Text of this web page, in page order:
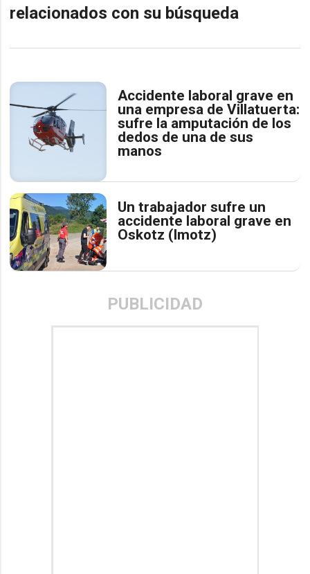
relacionados con su búsqueda
Accidente laboral grave en
una empresa de Villatuerta:
sufre la amputación de los
dedos de una de sus
manos
Un trabajador sufre un
accidente laboral grave en
Oskotz (Imotz)
PUBLICIDAD